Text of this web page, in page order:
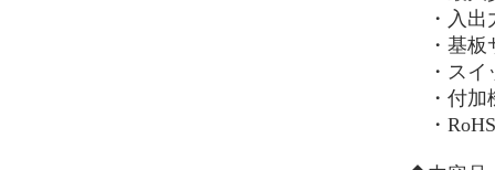
・入出
・基板
・スイ
・付加
・